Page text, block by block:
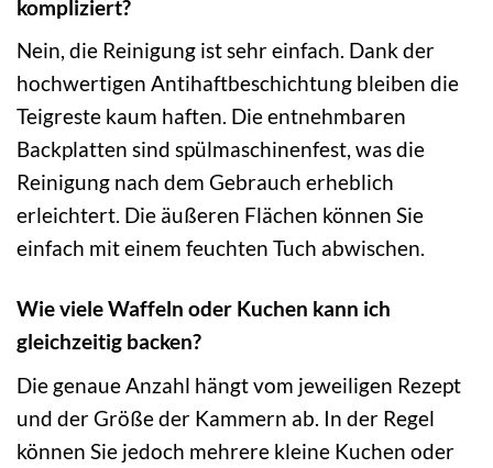
kompliziert?
Nein, die Reinigung ist sehr einfach. Dank der
hochwertigen Antihaftbeschichtung bleiben die
Teigreste kaum haften. Die entnehmbaren
Backplatten sind spülmaschinenfest, was die
Reinigung nach dem Gebrauch erheblich
erleichtert. Die äußeren Flächen können Sie
einfach mit einem feuchten Tuch abwischen.
Wie viele Waffeln oder Kuchen kann ich
gleichzeitig backen?
Die genaue Anzahl hängt vom jeweiligen Rezept
und der Größe der Kammern ab. In der Regel
können Sie jedoch mehrere kleine Kuchen oder